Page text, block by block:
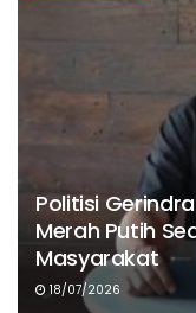
Politisi
Merah Putih
Masyarakat
18/07/2026